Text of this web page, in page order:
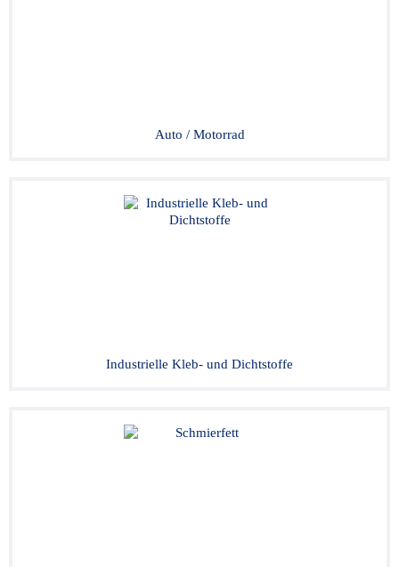
Auto / Motorrad
Industrielle Kleb- und Dichtstoffe